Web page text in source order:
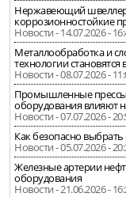
Нержавеющий
коррозионностойкие
Новости - 14.07.2026 -
Металлообработка и
технологии
Новости - 08.07.2026 -
Промышленные прессы
оборудования влияют
Новости - 07.07.2026 -
Как безопасно
Новости - 05.07.2026 -
Железные артерии
оборудования
Новости - 21.06.2026 -